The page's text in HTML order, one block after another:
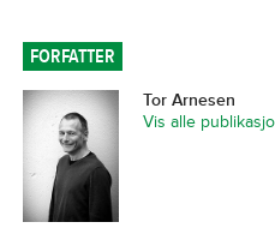
FORFATTER
Tor Arnesen
Vis alle